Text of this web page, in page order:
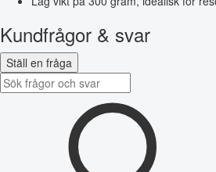
Kundfrågor & svar
Ställ en fråga